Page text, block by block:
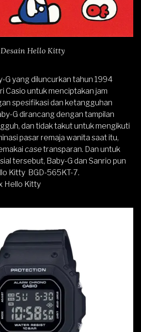
Desain Hello Kitty
G yang diluncurkan tahun 1994
Casio untuk menciptakan jam
spesifikasi dan ketangguhan
G dirancang dengan tampilan
dan tidak takut untuk mengikuti
pasar remaja wanita saat itu,
casetransparan. Dan untuk
tersebut, Baby-G dan Sanrio pun
Kitty BGD-565KT-7.
Hello Kitty